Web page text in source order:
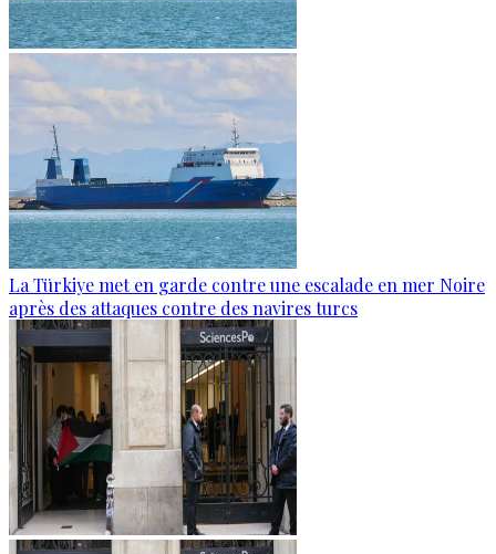
La Türkiye met en garde contre une escalade en mer Noire
après des attaques contre des navires turcs